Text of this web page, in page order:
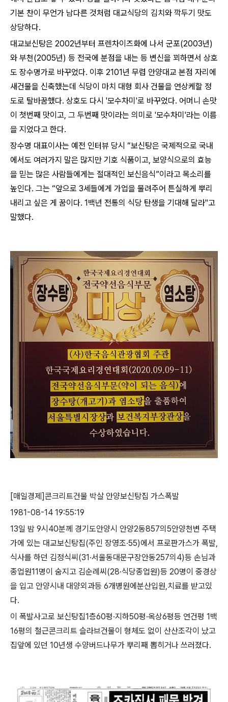
기본 찬이 무언가 남다른 것처럼 대교식당의 김치와 깍두기 맛도
상당하다.
대교보신탕은 2002년부터 프렌차이즈화에 나서 군포(2003년)
와 부천(2005년) 등 전국에 분점을 내는 등 변신을 꾀하면서 상호
도 장수명가로 바꾸었다. 이후 2101년 무렵 안양대교 본점 자리에
새건물을 신축했는데 식당이 마치 대형 회사 건물을 연상케할 정
도로 탈바꿈했다. 상호도 다시 '모수차미'로 바꾸었다. 어머니 손맛
이 첫번째 맛이고, 그 두번째 맛이라는 의미로 '모수차미 '라는 이름
을 지었다고 한다.
장수명 대표이사는 예전 인터뷰 당시 “보신탕은 국제적으로 국내
에서도 여러가지 말은 많지만 기호 식품이고, 보양식으로의 효능
을 믿는 많은 사람들에게는 절대적인 보신음식”이라고 목소리를
높인다. 그는 “앞으로 3세들에게 가업을 물려주어 튼실하게 뿌리
내리고 싶은 게 꿈이다. 1백년 전통의 식당 탄생을 기대해 달라"고
말했다.
[매일경제 ]콘크리트건물 박살 안양보신탕집 가스폭발
1981-08-14 19:55:19
13일 밤 9시 40분께 경기도안양시 안양2동857의 5안양천변 주택
가에 있는 대교보신탕집(주인 장영조·55)에서 프로판가스가 폭발,
식사를 하던 김정식씨 (31·서울동대문구장안동257의 4)등 손님과
종업원11명이 숨지고 김순례씨 (28·식당종업원)등 20명이 중경상
을 입고 안양시내 대양외과등 6개병원에분산입원,치료를 받고있
다.
이 폭발사고로 보신탕집1층60평·지하50평·옥상6평등 연건평 1백
16평의 철근콘크리트 슬라브건물이 형체도 없이 산산조각이 났고
집앞에 있던 10년생 수양버드나무가 뿌리째 뽑히거나 쓰러졌다.